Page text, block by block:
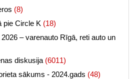
(8)
pie Circle K (18)
– varenauto Rīgā, reti auto un
diskusija (6011)
sākums - 2024.gads (48)